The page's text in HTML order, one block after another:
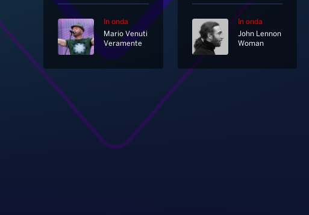
In onda
Mario Venuti
Veramente
In onda
John Lennon
Woman